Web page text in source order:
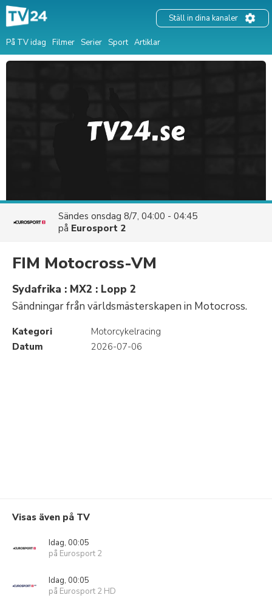
På TV idag Filmer Serier Sport Artiklar
Ställ in dina kanaler
Sändes onsdag 8/7, 04:00 - 04:45
på Eurosport 2
FIM Motocross-VM
Sydafrika : MX2 : Lopp 2
Sändningar från världsmästerskapen in Motocross.
Kategori
Motorcykelracing
Datum
2026-07-06
Visas även på TV
Idag, 00:05
på Eurosport 2
Idag, 00:05
på Eurosport 2 HD